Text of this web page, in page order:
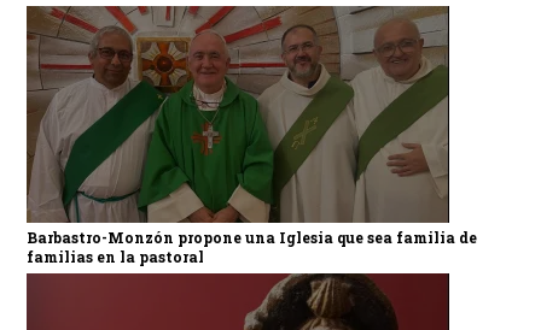
Barbastro-Monzón propone una Iglesia que sea familia de
familias en la pastoral